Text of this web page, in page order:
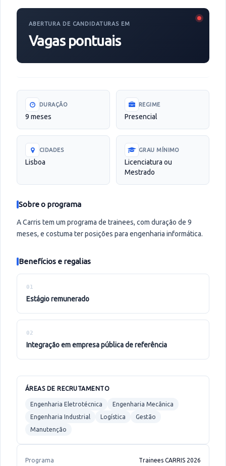
ABERTURA DE CANDIDATURAS EM
Vagas pontuais
DURAÇÃO
9 meses
REGIME
Presencial
CIDADES
Lisboa
GRAU MÍNIMO
Licenciatura ou
Mestrado
Sobre o programa
A Carris tem um programa de trainees, com duração de 9
meses, e costuma ter posições para engenharia informática.
Benefícios e regalias
01
estágio remunerado
02
integração em empresa pública de referência
ÁREAS DE RECRUTAMENTO
Engenharia Eletrotécnica
Engenharia Mecânica
Engenharia Industrial
Logística
Gestão
Manutenção
Programa Trainees CARRIS 2026